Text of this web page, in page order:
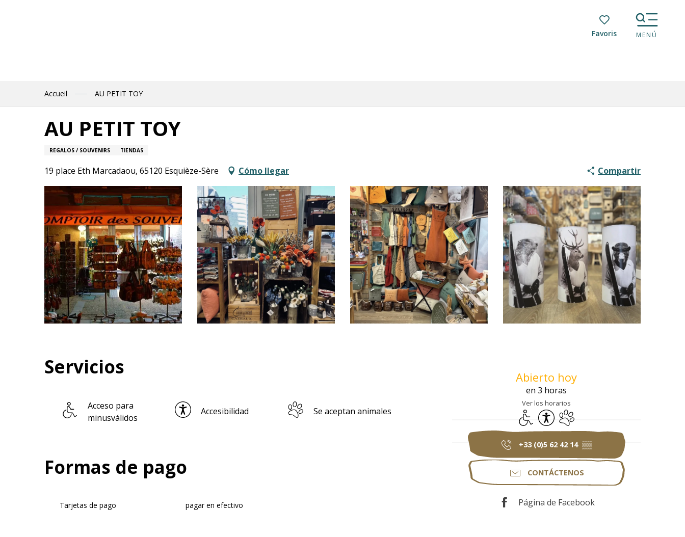
Voir les favoris
MENÚ
Accueil AU PETIT TOY
AU PETIT TOY
REGALOS / SOUVENIRS TIENDAS
19 place Eth Marcadaou, 65120 Esquièze-Sère Cómo llegar Compartir
Horarios y datos
Abierto hoy
en 3 horas
Ver los horarios
Acceso para minusválidos
AccesibilidadSe aceptan animales
+33 (0)5 62 42 14 ▒▒
CONTÁCTENOS
Página de Facebook
Servicios
Acceso para
minusválidos
Accesibilidad Se aceptan animales
Formas de pago
Tarjetas de pago pagar en efectivo